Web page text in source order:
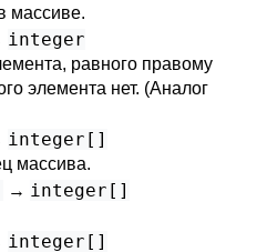
массиве.
integer
равного правому
элемента нет. (Аналог
integer[]
массива.
→ integer[]
integer[]